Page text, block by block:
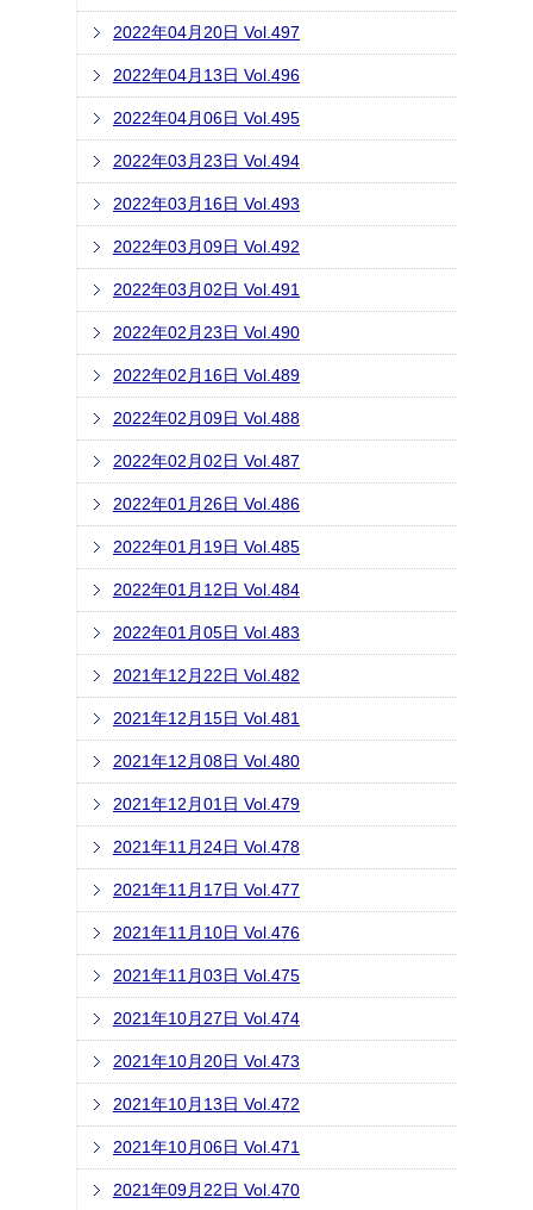
2022年04月20日 Vol.497
2022年04月13日 Vol.496
2022年04月06日 Vol.495
2022年03月23日 Vol.494
2022年03月16日 Vol.493
2022年03月09日 Vol.492
2022年03月02日 Vol.491
2022年02月23日 Vol.490
2022年02月16日 Vol.489
2022年02月09日 Vol.488
2022年02月02日 Vol.487
2022年01月26日 Vol.486
2022年01月19日 Vol.485
2022年01月12日 Vol.484
2022年01月05日 Vol.483
2021年12月22日 Vol.482
2021年12月15日 Vol.481
2021年12月08日 Vol.480
2021年12月01日 Vol.479
2021年11月24日 Vol.478
2021年11月17日 Vol.477
2021年11月10日 Vol.476
2021年11月03日 Vol.475
2021年10月27日 Vol.474
2021年10月20日 Vol.473
2021年10月13日 Vol.472
2021年10月06日 Vol.471
2021年09月22日 Vol.470